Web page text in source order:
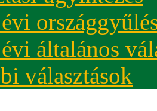
általános
választások